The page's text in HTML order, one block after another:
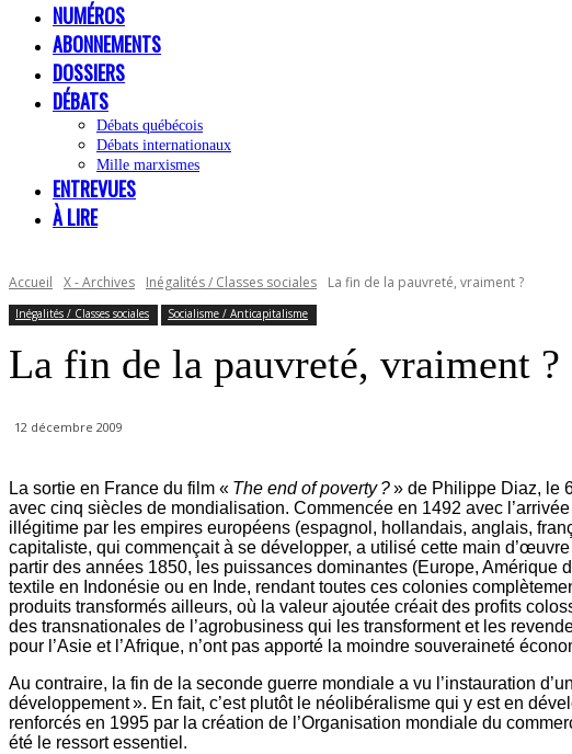
NUMÉROS
ABONNEMENTS
DOSSIERS
DÉBATS
Débats québécois
Débats internationaux
Mille marxismes
ENTREVUES
À LIRE
Accueil X - Archives Inégalités / Classes sociales La fin de la pauvreté, vraiment ?
Inégalités / Classes sociales Socialisme / Anticapitalisme
La fin de la pauvreté, vraiment ?
12 décembre 2009
La sortie en France du film « The end of poverty ?» de Philippe Diaz, le
avec cinq siècles de mondialisation. Commencée en 1492 avec
illégitime par les empires européens (espagnol, hollandais, anglais,
capitaliste, qui commençait à se développer, a utilisé cette main
partir des années 1850, les puissances dominantes (Europe,
textile en Indonésie ou en Inde, rendant toutes ces colonies
produits transformés ailleurs, où la valeur ajoutée créait des profits
des transnationales de l’agrobusiness qui les transforment et les
pour l’Asie et l’Afrique, n’ont pas apporté la moindre souveraineté
Au contraire, la fin de la seconde guerre mondiale a vu l’instauration
développement ». En fait, c’est plutôt le néolibéralisme qui y est en
renforcés en 1995 par la création de l’Organisation mondiale du
été le ressort essentiel.